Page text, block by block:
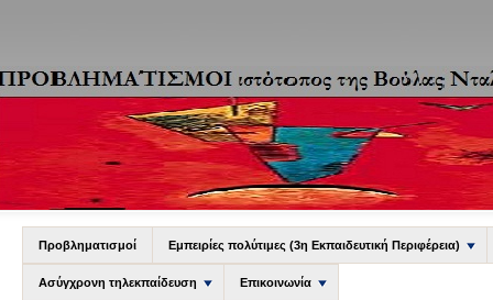
Προβληματισμοί Εμπειρίες πολύτιμες (3η Εκπαιδευτική Περιφέρεια)
Ασύγχρονη τηλεκπαίδευση
Επικοινωνία